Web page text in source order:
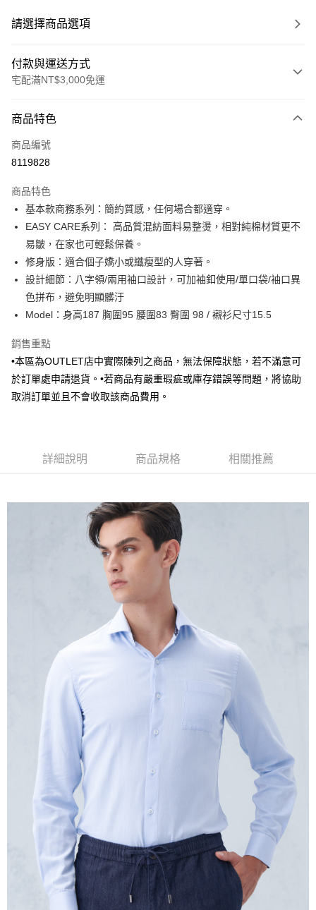
請選擇商品選項
付款與運送方式
宅配滿NT$3,000免運
信用卡一次付款
信用卡分期付款
合作金庫商業銀行
華南商業銀行
彰化商業銀行
上海商業儲蓄銀行
台北富邦商業銀行
國泰世華商業銀行
臺灣中小企業銀行
台中商業銀行
匯豐（台灣）商業銀行
華泰商業銀行
聯邦商業銀行
遠東國際商業銀行
元大商業銀行
玉山商業銀行
星展（台灣）商業銀行
台灣樂天信用卡公司
6 期 0 利率 每期
彰化商業銀行
上海商業儲蓄銀行
國泰世華商業銀行
兆豐國際商業銀行
臺灣中小企業銀行
台中商業銀行
匯豐（台灣）商業銀行
聯邦商業銀行
遠東國際商業銀行
元大商業銀行
永豐商業銀行
玉山商業銀行
台灣樂天信用卡公司
LINE Pay
Apple Pay
街口支付
悠遊付
AFTEE先享後付
相關說明
１．簡單：不需註冊會員、不需綁卡、不需儲值。
２．便利：只要手機號碼，簡訊認證，即可結帳。
【「AFTEE先享後付」結帳流程】
１．於結帳方式選擇「AFTEE先享後付」後，將跳轉至「AFTEE先享後付」
結帳頁面，進行簡訊認證並確認金額後，即可完成結帳。
２．訂單成立數日內，您將收到繳費通知簡訊。
３．收到繳費通知簡訊後14天內，點擊此簡訊中的連結，可透過四大超商／
ATM／網路銀行／等多元方式進行付款，方視為交易完成。
※ 請注意：結帳手續完成當下不需立刻繳費，但若您需要取消訂單，請聯絡
購買商品的店家。未經商家同意取消之訂單仍視為有效，需透過AFTEE先享
※ 交易是否成功請以「AFTEE先享後付 」之結帳頁面顯示為準，若有關於
是否繳費成功／繳費後需取消欲退款等相關疑問，請聯繫「AFTEE先享後付
客戶支援中心」https://netprotections.freshdesk.com/support/home
【注意事項】
１．透過由恩沛科技股份有限公司提供之「AFTEE先享後付」服務完成之交
易，需依本服務之必要範圍內提供個人資料，並將交易相關給付款項請求債
權轉讓予恩沛科技股份有限公司。
２．關於個人資料處理事宜，請瀏覽以下網址：
https://aftee.tw/terms/#terms3
３．未成年的使用者請事先徵得法定代理人或監護人之同意方可使用
「AFTEE先享後付」，若未經同意申辦者引起之損失，本公司不負相關責
４．使用「AFTEE先享後付」時，將依據個別帳號之用戶狀況，依本公司即
時審查核予不同之上限額度；若仍有額度不足之情形，本公司將視審查結果
請求用戶進行身份認證。
５．嚴禁一人註冊多個帳號或使用他人資訊註冊。若發現惡意使用之情形，
恩沛科技股份有限公司將有權停止該用戶之使用額度並採取法律行動。
運送方式
每筆NT$120，滿NT$3,000(含以上)免運費
新竹物流離島宅配
每筆NT$350，滿NT$3,500(含以上)免運費
商品特色
商品編號
8119828
商品特色
基本款商務系列：簡約質感，任何場合都適穿。
EASY CARE系列： 高品質混紡面料易整燙，相對純棉材質更不
易皺，在家也可輕鬆保養。
修身版：適合個子嬌小或纖瘦型的人穿著。
設計細節：八字領/兩用袖口設計，可加袖釦使用/單口袋/袖口異
色拼布，避免明顯髒汙
Model：身高187 胸圍95 腰圍83 臀圍 98 / 襯衫尺寸15.5
銷售重點
•本區為OUTLET店中實際陳列之商品，無法保障狀態，若不滿意可
於訂單處申請退貨。•若商品有嚴重瑕疵或庫存錯誤等問題，將協助
取消訂單並且不會收取該商品費用。
詳細說明 商品規格 相關推薦